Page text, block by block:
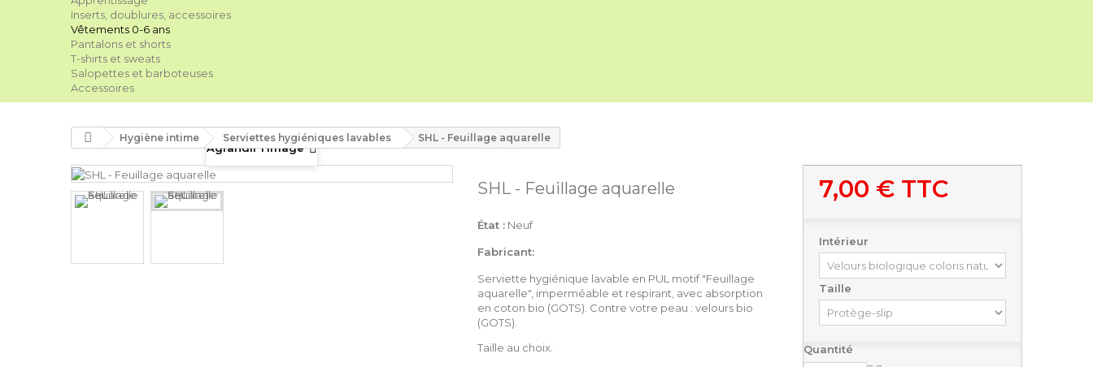
Inserts, doublures, accessoires
Vêtements 0-6 ans
Pantalons et shorts
T-shirts et sweats
Salopettes et barboteuses
Accessoires
Hygiène intime Serviettes hygiéniques lavables SHL - Feuillage aquarelle
Agrandir l'image
SHL - Feuillage aquarelle
État : Neuf
Fabricant:
Serviette hygiénique lavable en PUL motif "Feuillage
aquarelle", imperméable et respirant, avec absorption
en coton bio (GOTS). Contre votre peau : velours bio
(GOTS).
Taille au choix.
7,00 €TTC
Intérieur
Taille
Quantité